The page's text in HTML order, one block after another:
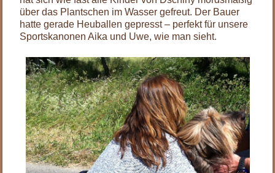
über das Plantschen im Wasser gefreut. Der Bauer
hatte gerade Heuballen gepresst – perfekt für unsere
Sportskanonen Aika und Uwe, wie man sieht.